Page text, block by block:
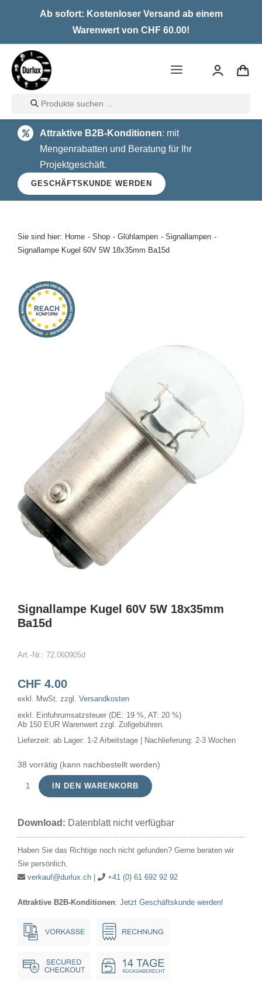
Ab sofort: Kostenloser Versand ab einem
Warenwert von CHF 60.00!
Toggle
Home
LED
Halogen
Glühlampen
Kontakt
Products
search
Attraktive B2B-Konditionen: mit
Mengenrabatten und Beratung für Ihr
Projektgeschäft.
GESCHÄFTSKUNDE WERDEN
Sie sind hier: Home Shop Glühlampen
Signallampen
Signallampe Kugel 60V 5W 18x35mm Ba15d
Signallampe Kugel 60V 5W 18x35mm
Ba15d
Art.-Nr.: 72.060905d
CHF4.00
exkl. MwSt. zzgl. Versandkosten
exkl. Einfuhrumsatzsteuer (DE: 19 %, AT: 20 %)
Ab 150 EUR Warenwert zzgl. Zollgebühren.
Lieferzeit: ab Lager: 1-2 Arbeitstage | Nachlieferung: 2-3 Wochen
38 vorrätig (kann nachbestellt werden)
Signallampe
60V
18x35mm
Ba15d
IN DEN WARENKORB
Download: Datenblatt nicht verfügbar
Haben Sie das Richtige noch nicht gefunden? Gerne beraten wir
Sie persönlich.
verkauf@durlux.ch| +41 (0) 61 692 92 92
Attraktive B2B-Konditionen: Jetzt Geschäftskunde werden!